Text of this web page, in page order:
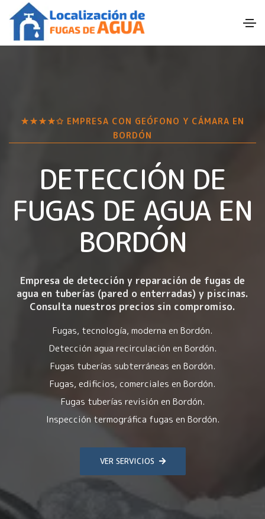
★★★★✩ EMPRESA CON GEÓFONO Y CÁMARA EN
BORDÓN
DETECCIÓN DE
FUGAS DE AGUA EN
BORDÓN
Empresa de detección y reparación de fugas de
agua en tuberías (pared o enterradas) y piscinas.
Consulta nuestros precios sin compromiso.
Fugas, tecnología, moderna en Bordón.
Detección agua recirculación en Bordón.
Fugas tuberías subterráneas en Bordón.
Fugas, edificios, comerciales en Bordón.
Fugas tuberías revisión en Bordón.
Inspección termográfica fugas en Bordón.
VER SERVICIOS